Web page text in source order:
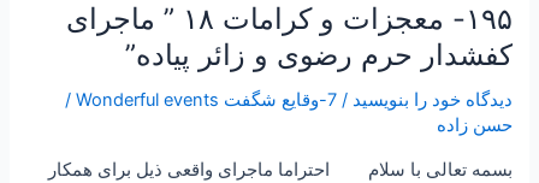
۱۹۵- معجزات و کرامات ۱۸ ” ماجرای
کفشدار حرم رضوی و زائر پیاده”
دیدگاه‌ خود را بنویسید /7-وقایع شگفت Wonderful events
/
حسن زاده
بسمه تعالی با سلام احتراما ماجرای واقعی ذیل برای همکار